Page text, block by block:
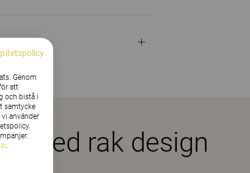
med rak design
Genom
att
och bistå i
samtycke
använder
.